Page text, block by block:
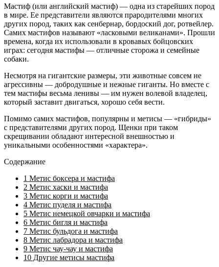
Мастиф (или английский мастиф) — одна из старейших пород
в мире. Ее представители являются прародителями многих
других пород, таких как сенбернар, бордоский дог, ротвейлер.
Самих мастифов называют «ласковыми великанами». Прошли
времена, когда их использовали в кровавых бойцовских
играх: сегодня мастифы — отличные сторожа и семейные
собаки.
Несмотря на гигантские размеры, эти животные совсем не
агрессивны — добродушные и нежные гиганты. Но вместе с
тем мастифы весьма ленивы — им нужен волевой владелец,
который заставит двигаться, хорошо себя вести.
Помимо самих мастифов, популярны и метисы — «гибриды»
с представителями других пород. Щенки при таком
скрещивании обладают интересной внешностью и
уникальными особенностями «характера».
Содержание
1 Метис боксера и мастифа
2 Метис хаски и мастифа
3 Метис корги и мастифа
4 Метис пуделя и мастифа
5 Метис немецкой овчарки и мастифа
6 Метис бигля и мастифа
7 Метис бульдога и мастифа
8 Метис лабрадора и мастифа
9 Метис чау-чау и мастифа
10 Другие метисы мастифа